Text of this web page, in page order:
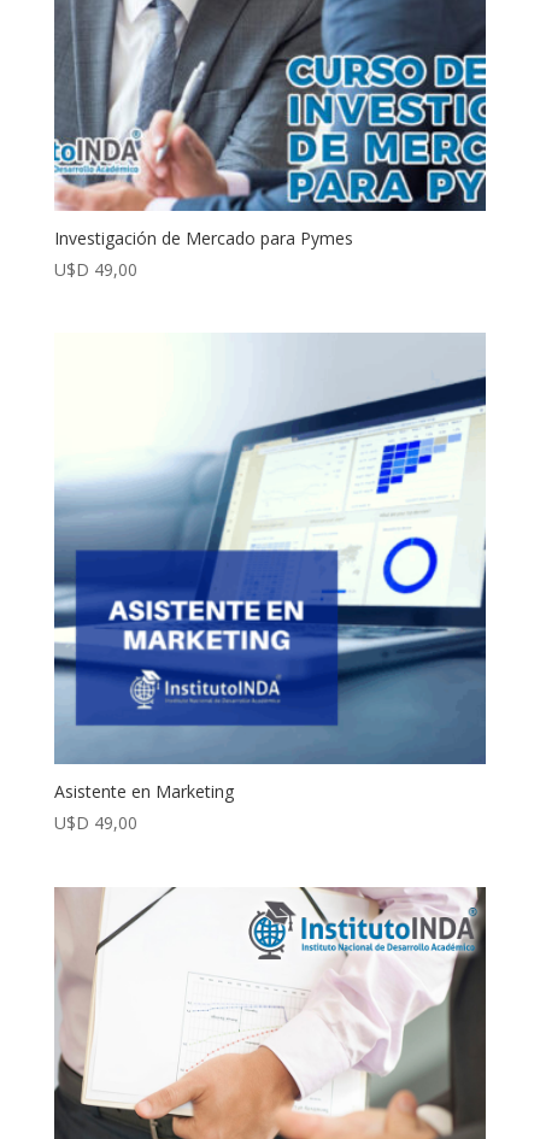
Investigación de Mercado para Pymes
U$D 49,00
Asistente en Marketing
U$D 49,00